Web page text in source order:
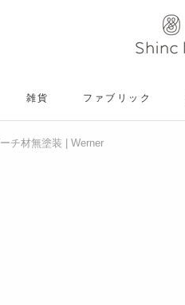
雑貨 ファブリック
チ材無塗装 | Werner